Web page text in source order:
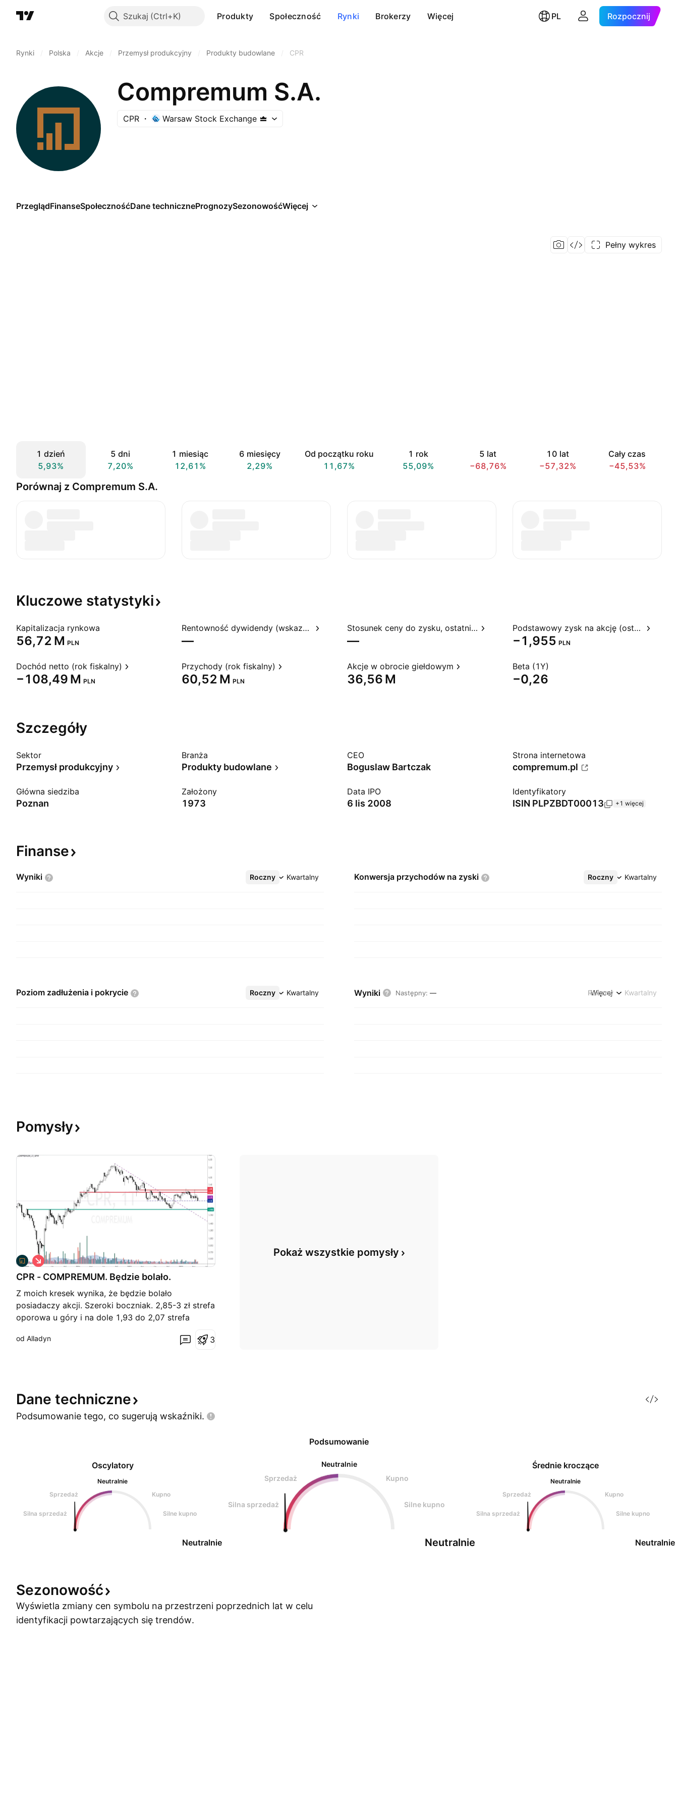
Szukaj Produkty Społeczność Rynki Brokerzy Więcej PL Rozpocznij
Rynki Polska Akcje Przemysł produkcyjny Produkty budowlane CPR
Compremum S.A.
CPR Warsaw Stock Exchange
PrzeglądFinanseSpołecznośćDane technicznePrognozySezonowośćWięcej
Pełny wykres
1 dzień
5,93%
5 dni
7,20%
1 miesiąc
12,61%
6 miesięcy
2,29%
Od początku roku
11,67%
1 rok
55,09%
5 lat
−68,76%
10 lat
−57,32%
Cały czas
−45,53%
Porównaj z Compremum S.A.
Kluczowe statystyki
Kapitalizacja rynkowa
‪56,72 M‬ PLN
Rentowność dywidendy (wskazywana)
—
Stosunek ceny do zysku, ostatnie 12 miesięcy
—
Podstawowy zysk na akcję (ostatnie 12 miesięcy)
−1,955 PLN
Dochód netto (rok fiskalny)
‪−108,49 M‬ PLN
Przychody (rok fiskalny)
‪60,52 M‬ PLN
Akcje w obrocie giełdowym
‪36,56 M‬
Beta (1Y)
−0,26
Szczegóły
Sektor
Przemysł produkcyjny
Branża
Produkty budowlane
CEO
Boguslaw Bartczak
Strona internetowa
compremum.pl
Główna siedziba
Poznan
Założony
1973
Data IPO
6 lis 2008
Identyfikatory
ISIN PLPZBDT00013 +1 więcej
Finanse
Wyniki Roczny Kwartalny
Więcej Konwersja przychodów na zyski Roczny Kwartalny
Więcej
Poziom zadłużenia i pokrycie Roczny Kwartalny
Więcej Wyniki Następny: — Roczny Kwartalny
Więcej
Pomysły
CPR - COMPREMUM. Będzie bolało.
Z moich kresek wynika, że będzie bolało
posiadaczy akcji. Szeroki boczniak. 2,85-3 zł strefa
oporowa u góry i na dole 1,93 do 2,07 strefa
Na środku pierwsze wsparcie atakowane przez
S
h
o
t
od Alladyn 3
Pokaż wszystkie pomysły
Dane techniczne
Podsumowanie tego, co sugerują wskaźniki.
Oscylatory
Neutralnie
Sprzedaż
Kupno
Silna sprzedaż Silne kupno
Neutralnie
Podsumowanie
Neutralnie
Sprzedaż
Kupno
Silna sprzedaż Silne kupno
Neutralnie
Średnie kroczące
Neutralnie
Sprzedaż
Kupno
Silna sprzedaż Silne kupno
Neutralnie
Sezonowość
Wyświetla zmiany cen symbolu na przestrzeni poprzednich lat w celu
identyfikacji powtarzających się trendów.